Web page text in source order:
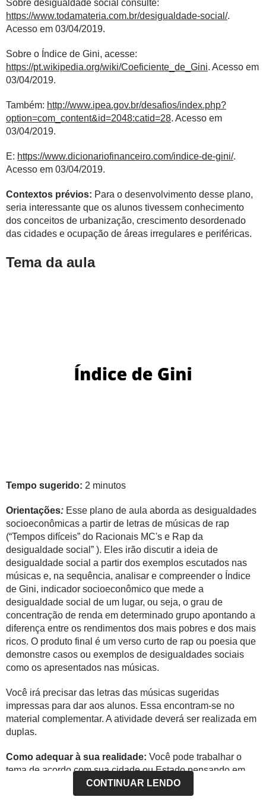
Sobre desigualdade social consulte:
https://www.todamateria.com.br/desigualdade-social/.
Acesso em 03/04/2019.
Sobre o Índice de Gini, acesse:
https://pt.wikipedia.org/wiki/Coeficiente_de_Gini. Acesso em
03/04/2019.
Também: http://www.ipea.gov.br/desafios/index.php?
option=com_content&id=2048:catid=28. Acesso em
03/04/2019.
E: https://www.dicionariofinanceiro.com/indice-de-gini/.
Acesso em 03/04/2019.
Contextos prévios: Para o desenvolvimento desse plano,
seria interessante que os alunos tivessem conhecimento
dos conceitos de urbanização, crescimento desordenado
das cidades e ocupação de áreas irregulares e periféricas.
Tema da aula
Tempo sugerido: 2 minutos
Orientações: Esse plano de aula aborda as desigualdades
socioeconômicas a partir de letras de músicas de rap
(“Tempos difíceis” do Racionais MC's e Rap da
desigualdade social” ). Eles irão discutir a ideia de
desigualdade social a partir dos exemplos escutados nas
músicas e, na sequência, analisar e compreender o Índice
de Gini, indicador socioeconômico que mede a
desigualdade social de um lugar, ou seja, o grau de
concentração de renda em determinado grupo apontando a
diferença entre os rendimentos dos mais pobres e dos mais
ricos. O produto final é um verso curto de rap ou poesia que
demonstre casos ou exemplos de desigualdades sociais
como os apresentados nas músicas.
Você irá precisar das letras das músicas sugeridas
impressas para dar aos alunos. Essa encontram-se no
material complementar. A atividade deverá ser realizada em
duplas.
Como adequar à sua realidade: Você pode trabalhar o
tema de acordo com sua cidade ou Estado pensando em
exemplos concretos, em ambientes onde os alunos têm
experiências associadas a desigualdade social.
CONTINUAR LENDO